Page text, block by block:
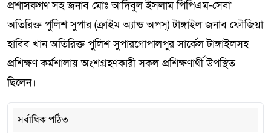
প্রশাসকগণ সহ জনাব মোঃ আদিবুল ইসলাম পিপিএম-সেবা
অতিরিক্ত পুলিশ সুপার (ক্রাইম অ্যান্ড অপস্) টাঙ্গাইল জনাব ফৌজিয়া
হাবিব খান অতিরিক্ত পুলিশ সুপারগোপালপুর সার্কেল টাঙ্গাইলসহ
প্রশিক্ষণ কর্মশালায় অংশগ্রহণকারী সকল প্রশিক্ষণার্থী উপস্থিত
ছিলেন।
সর্বাধিক পঠিত